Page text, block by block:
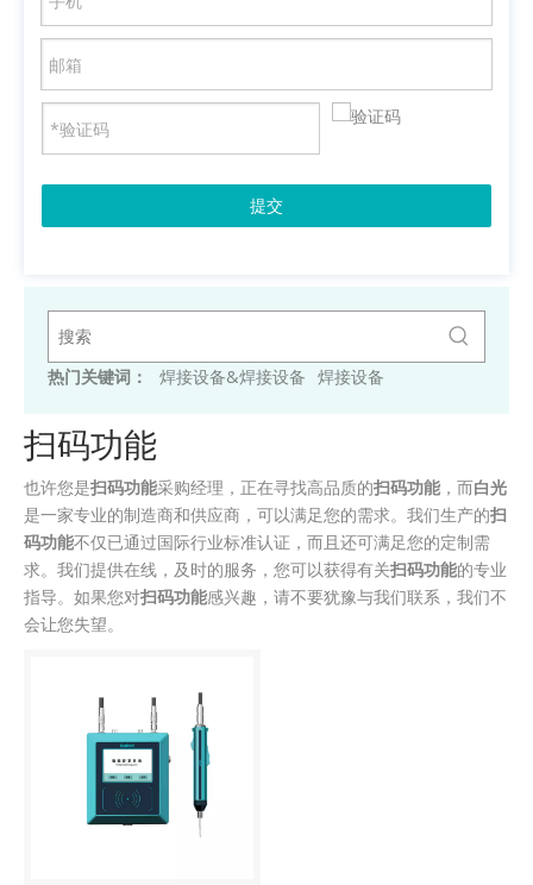
提交
热门关键词： 焊接设备&焊接设备 焊接设备
扫码功能
也许您是扫码功能采购经理，正在寻找高品质的扫码功能 ，而白光
是一家专业的制造商和供应商，可以满足您的需求。我们生产的扫
码功能不仅已通过国际行业标准认证，而且还可满足您的定制需
求。我们提供在线，及时的服务，您可以获得有关扫码功能的专业
指导。如果您对扫码功能感兴趣，请不要犹豫与我们联系，我们不
会让您失望。